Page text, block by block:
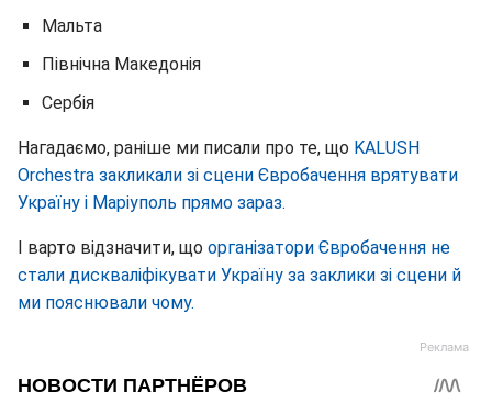
Мальта
Північна Македонія
Сербія
Нагадаємо, раніше ми писали про те, що KALUSH
Orchestra закликали зі сцени Євробачення врятувати
Україну і Маріуполь прямо зараз.
І варто відзначити, що організатори Євробачення не
стали дискваліфікувати Україну за заклики зі сцени й
ми пояснювали чому.